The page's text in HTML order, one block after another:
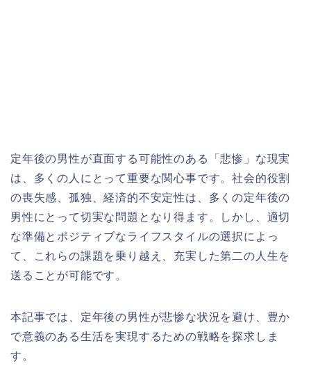
定年後の男性が直面する可能性のある「悲惨」な現実
は、多くの人にとって重要な関心事です。社会的役割
の喪失感、孤独、経済的不安定性は、多くの定年後の
男性にとって切実な問題となり得ます。しかし、適切
な準備とポジティブなライフスタイルの選択によっ
て、これらの課題を乗り越え、充実した第二の人生を
送ることが可能です。
本記事では、定年後の男性が悲惨な状況を避け、豊か
で意義のある生活を実現するための戦略を探求しま
す。